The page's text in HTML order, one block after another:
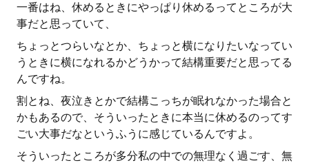
一番はね、休めるときにやっぱり休めるってところが大
事だと思っていて、
ちょっとつらいなとか、ちょっと横になりたいなってい
うときに横になれるかどうかって結構重要だと思ってる
んですね。
割とね、夜泣きとかで結構こっちが眠れなかった場合と
かもあるので、そういったときに本当に休めるのってす
ごい大事だなというふうに感じているんですよ。
そういったところが多分私の中での無理なく過ごす、無